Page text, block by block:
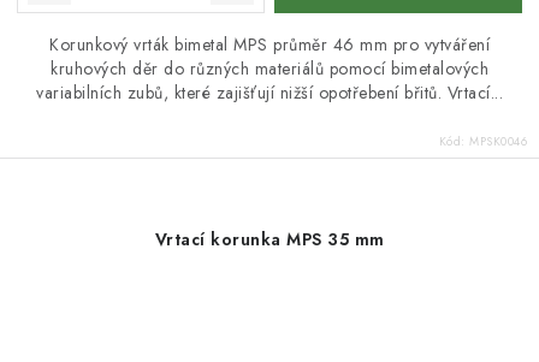
Korunkový vrták bimetal MPS průměr 46 mm pro vytváření
kruhových děr do různých materiálů pomocí bimetalových
variabilních zubů, které zajišťují nižší opotřebení břitů. Vrtací...
Kód: MPSK0046
Vrtací korunka MPS 35 mm